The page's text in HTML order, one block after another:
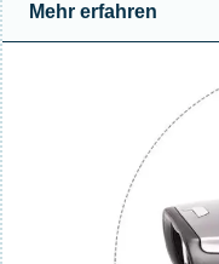
Mehr erfahren